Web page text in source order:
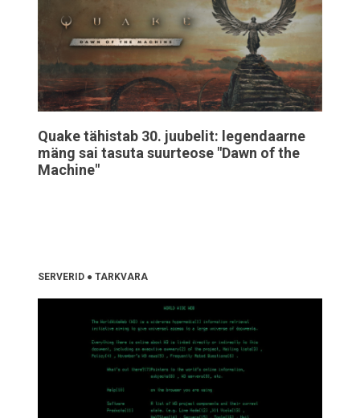
Quake tähistab 30. juubelit: legendaarne
mäng sai tasuta suurteose "Dawn of the
Machine"
SERVERID ● TARKVARA